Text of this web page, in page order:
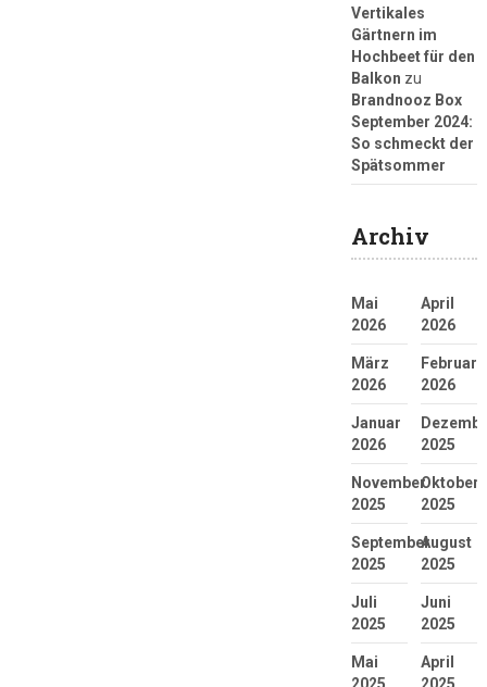
Vertikales
Gärtnern im
Hochbeet für den
Balkon zu
Brandnooz Box
September 2024:
So schmeckt der
Spätsommer
Archiv
Mai
2026
April
2026
März
2026
Februar
2026
Januar
2026
2025
November
2025
Oktober
2025
September
2025
August
2025
Juli
2025
Juni
2025
Mai
April